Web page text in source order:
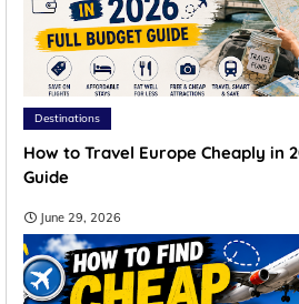
Destinations
How to Travel Europe Cheaply in
Guide
June 29, 2026